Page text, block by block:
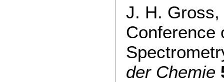
J. H. Gross,
Conference
der Chemie